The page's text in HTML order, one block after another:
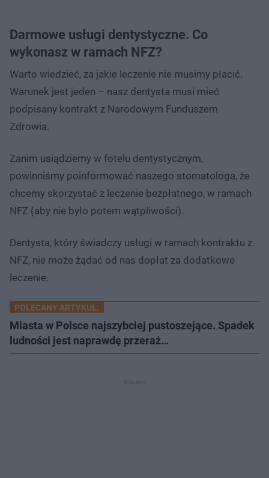
Darmowe usługi dentystyczne. Co
wykonasz w ramach NFZ?
Warto wiedzieć, za jakie leczenie nie musimy płacić.
Warunek jest jeden – nasz dentysta musi mieć
podpisany kontrakt z Narodowym Funduszem
Zdrowia.
Zanim usiądziemy w fotelu dentystycznym,
powinniśmy poinformować naszego stomatologa, że
chcemy skorzystać z leczenie bezpłatnego, w ramach
NFZ (aby nie było potem wątpliwości).
Dentysta, który świadczy usługi w ramach kontraktu z
NFZ, nie może żądać od nas dopłat za dodatkowe
leczenie.
POLECANY ARTYKUŁ:
Miasta w Polsce najszybciej pustoszejące. Spadek
ludności jest naprawdę przeraż…